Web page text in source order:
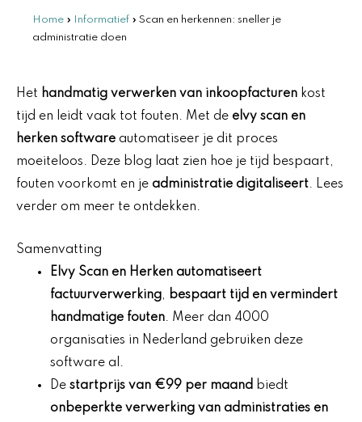
Home » Informatief » Scan en herkennen: sneller je
administratie doen
Het handmatig verwerken van inkoopfacturen kost
tijd en leidt vaak tot fouten. Met de elvy scan en
herken software automatiseer je dit proces
moeiteloos. Deze blog laat zien hoe je tijd bespaart,
fouten voorkomt en je administratie digitaliseert. Lees
verder om meer te ontdekken.
Samenvatting
Elvy Scan en Herken automatiseert
factuurverwerking, bespaart tijd en vermindert
handmatige fouten. Meer dan 4000
organisaties in Nederland gebruiken deze
software al.
De startprijs van €99 per maand biedt
onbeperkte verwerking van administraties en